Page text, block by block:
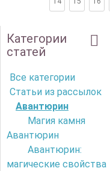
Категории
статей
Все категории
Статьи из рассылок
Авантюрин
Магия камня
Авантюрин
Авантюрин:
магические свойства